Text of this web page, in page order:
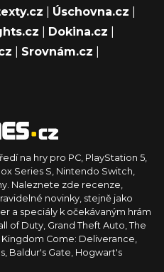
Úschovna.cz
Dokina.cz
Srovnám.cz
na hry pro PC, PlayStation 5,
Series S, Nintendo Switch,
Naleznete zde recenze,
novinky, stejně jako
a speciály k očekávaným hrám
of Duty, Grand Theft Auto, The
Come: Deliverance,
Baldur's Gate, Hogwart's